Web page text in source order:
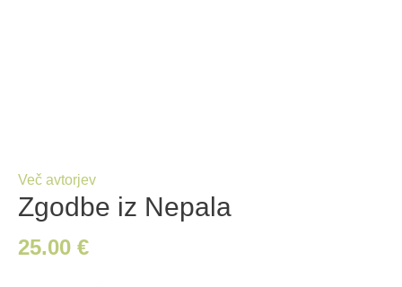
Več avtorjev
Zgodbe iz Nepala
25.00 €